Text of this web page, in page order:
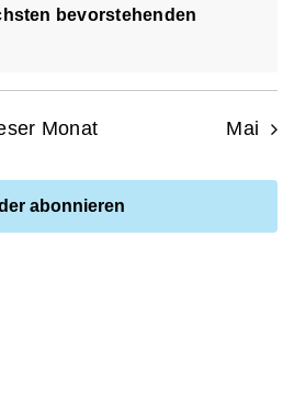
bevorstehenden
Monat Mai
abonnieren